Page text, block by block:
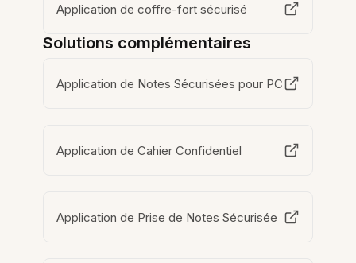
Application de coffre-fort sécurisé
Solutions complémentaires
Application de Notes Sécurisées pour PC
Application de Cahier Confidentiel
Application de Prise de Notes Sécurisée